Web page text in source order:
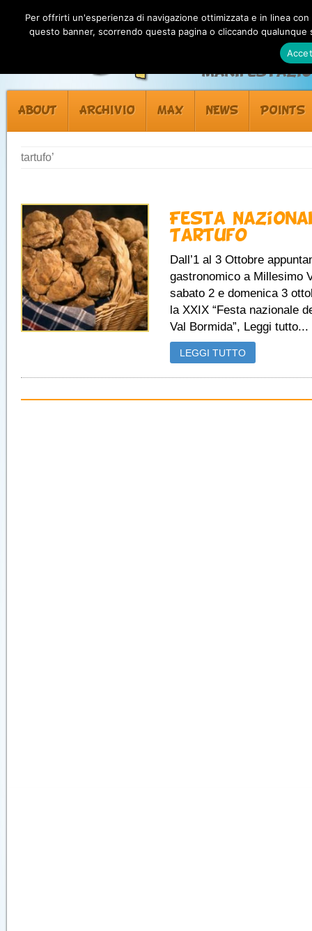
ABOUT ARCHIVIO MAX NEWS POINTS
tartufo’
Festa
Tartufo
Dall’1 al 3 Ottobre
gastronomico a Millesimo
sabato 2 e domenica 3
la XXIX “Festa nazionale
Val Bormida”, Leggi tutto...
LEGGI TUTTO
Per offrirti un'esperienza di navigazione ottimizzata e in linea
questo banner, scorrendo questa pagina o cliccando